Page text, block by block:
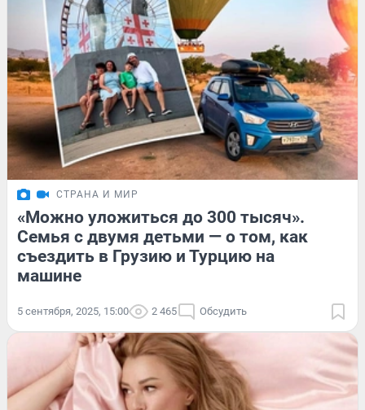
СТРАНА И МИР
«Можно уложиться до 300 тысяч».
Семья с двумя детьми — о том, как
съездить в Грузию и Турцию на
машине
5 сентября, 2025, 15:00 2 465 Обсудить